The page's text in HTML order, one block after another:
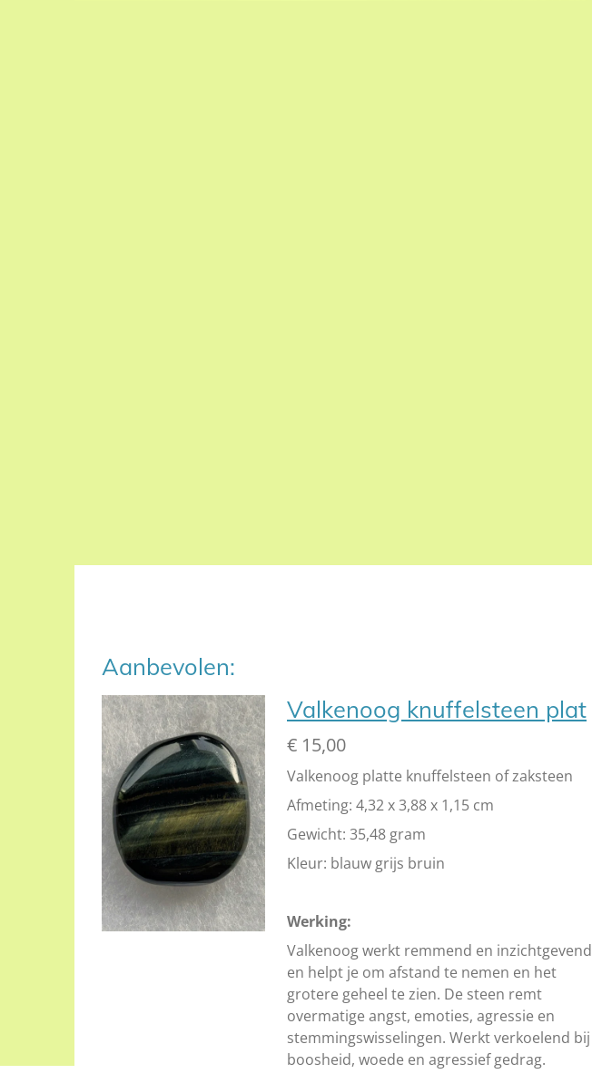
Aanbevolen:
Valkenoog knuffelsteen plat
€ 15,00
Valkenoog platte knuffelsteen of zaksteen
Afmeting: 4,32 x 3,88 x 1,15 cm
Gewicht: 35,48 gram
Kleur: blauw grijs bruin
Werking:
Valkenoog werkt remmend en inzichtgevend
en helpt je om afstand te nemen en het
grotere geheel te zien. De steen remt
overmatige angst, emoties, agressie en
stemmingswisselingen. Werkt verkoelend bij
boosheid, woede en agressief gedrag.